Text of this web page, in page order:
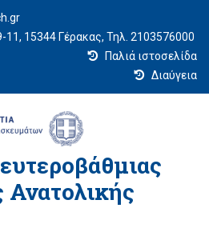
15344 Γέρακας, Τηλ. 2103576000
Παλιά ιστοσελίδα
Διαύγεια